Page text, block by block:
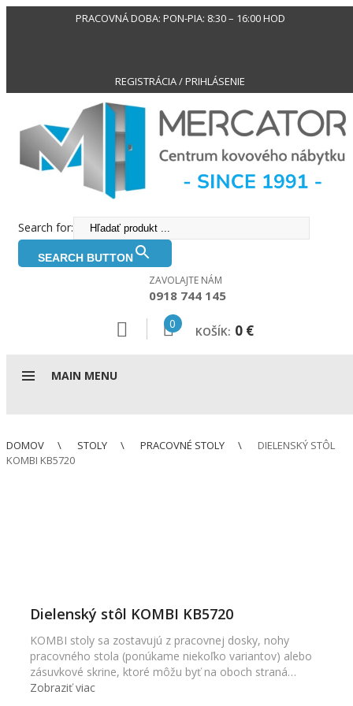
PRACOVNÁ DOBA: PON-PIA: 8:30 – 16:00 HOD
REGISTRÁCIA / PRIHLÁSENIE
Search for:
SEARCH BUTTON
ZAVOLAJTE NÁM
0918 744 145
0
KOŠÍK: 0 €
MAIN MENU
DOMOV STOLY PRACOVNÉ STOLY
DIELENSKÝ STÔL
KOMBI KB5720
Dielenský stôl KOMBI KB5720
KOMBI stoly sa zostavujú z pracovnej dosky, nohy
pracovného stola (ponúkame niekoľko variantov) alebo
zásuvkové skrine, ktoré môžu byť na oboch straná…
Zobraziť viac